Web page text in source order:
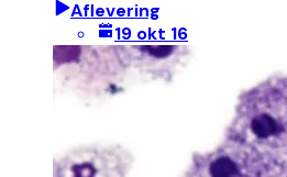
Aflevering
19 okt 16